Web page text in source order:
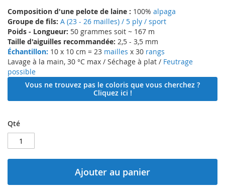
Composition d'une pelote de laine : 100% alpaga
Groupe de fils: A (23 - 26 mailles) / 5 ply / sport
Poids - Longueur: 50 grammes soit ~ 167 m
Taille d'aiguilles recommandée: 2,5 - 3,5 mm
Échantillon: 10 x 10 cm = 23 mailles x 30 rangs
Lavage à la main, 30 °C max / Séchage à plat / Feutrage
possible
Vous ne trouvez pas le coloris que vous cherchez ?
Cliquez ici !
Qté
Ajouter au panier
gallery